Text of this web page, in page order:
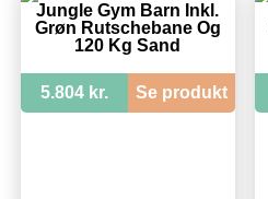
Jungle Gym Barn Inkl.
Grøn Rutschebane Og
120 Kg Sand
5.804 kr. Se produkt